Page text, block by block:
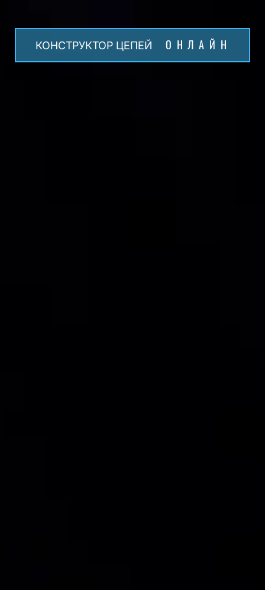
КОНСТРУКТОР ЦЕПЕЙ ОНЛАЙН